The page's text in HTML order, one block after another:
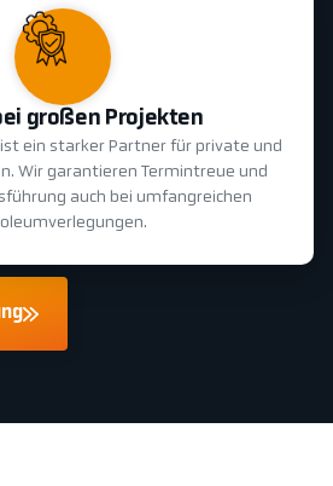
großen Projekten
ein starker Partner für private und
Wir garantieren Termintreue und
auch bei umfangreichen